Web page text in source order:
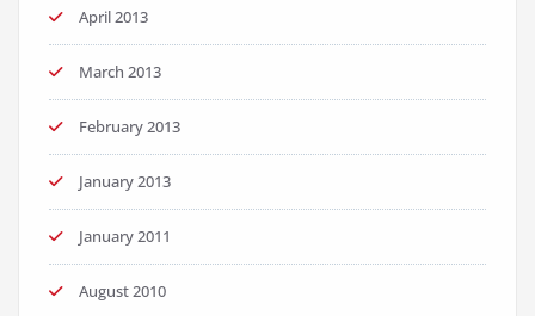
April 2013
March 2013
February 2013
January 2013
January 2011
August 2010